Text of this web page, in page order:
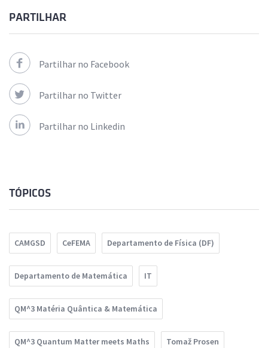
PARTILHAR
Partilhar no Facebook
Partilhar no Twitter
Partilhar no Linkedin
TÓPICOS
CAMGSD CeFEMA Departamento de Física (DF)
Departamento de Matemática IT
QM^3 Matéria Quântica & Matemática
QM^3 Quantum Matter meets Maths Tomaž Prosen